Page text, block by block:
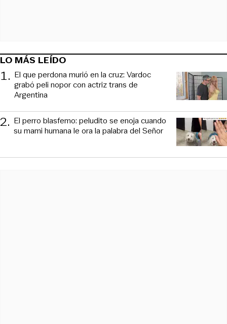
LO MÁS LEÍDO
1. El que perdona murió en la cruz: Vardoc
grabó peli nopor con actriz trans de
Argentina
2. El perro blasfemo: peludito se enoja cuando
su mami humana le ora la palabra del Señor